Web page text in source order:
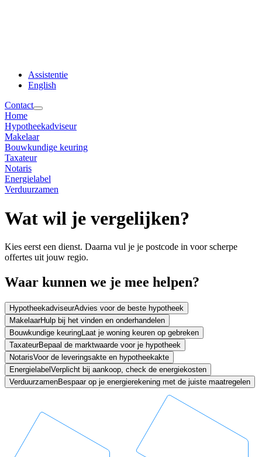
Assistentie
English
Contact
Home
Hypotheekadviseur
Makelaar
Bouwkundige keuring
Taxateur
Notaris
Energielabel
Verduurzamen
Wat wil je vergelijken?
Kies eerst een dienst. Daarna vul je je postcode in voor scherpe
offertes uit jouw regio.
Waar kunnen we je mee helpen?
HypotheekadviseurAdvies voor de beste hypotheek
MakelaarHulp bij het vinden en onderhandelen
Bouwkundige keuringLaat je woning keuren op gebreken
TaxateurBepaal de marktwaarde voor je hypotheek
NotarisVoor de leveringsakte en hypotheekakte
Energielabel Verplicht bij aankoop, check de energiekosten
VerduurzamenBespaar op je energierekening met de juiste maatregelen